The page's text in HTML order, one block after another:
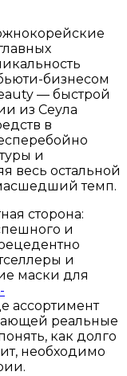
бизнесом
— быстрой
из Сеула
в
и
весь остальной
темп.
сторона:
и
и
маски для
ассортимент
реальные
как долго
необходимо